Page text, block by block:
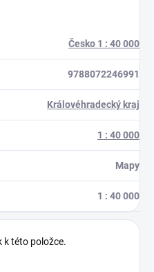
Česko 1 : 40 000
9788072246991
Královéhradecký kraj
1 : 40 000
Mapy
1 : 40 000
k této položce.